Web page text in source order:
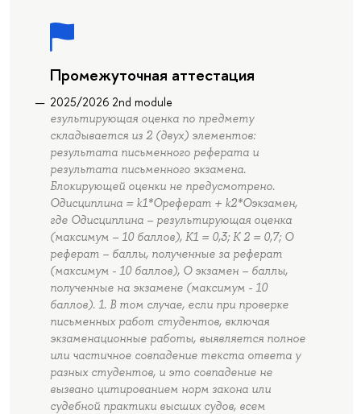
Промежуточная аттестация
2025/2026 2nd module
езультирующая оценка по предмету
складывается из 2 (двух) элементов:
результата письменного реферата и
результата письменного экзамена.
Блокирующей оценки не предусмотрено.
Одисциплина = k1*Ореферат + k2*Оэкзамен,
где Одисциплина – результирующая оценка
(максимум – 10 баллов), K1 = 0,3; K 2 = 0,7; О
реферат – баллы, полученные за реферат
(максимум - 10 баллов), О экзамен – баллы,
полученные на экзамене (максимум - 10
баллов). 1. В том случае, если при проверке
письменных работ студентов, включая
экзаменационные работы, выявляется полное
или частичное совпадение текста ответа у
разных студентов, и это совпадение не
вызвано цитированием норм закона или
судебной практики высших судов, всем